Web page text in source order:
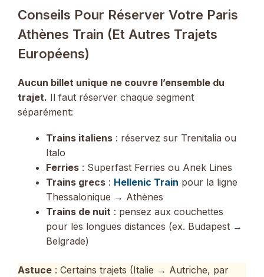
Conseils Pour Réserver Votre Paris
Athènes Train (et Autres Trajets
Européens)
Aucun billet unique ne couvre l’ensemble du
trajet. Il faut réserver chaque segment
séparément:
Trains italiens : réservez sur Trenitalia ou
Italo
Ferries : Superfast Ferries ou Anek Lines
Trains grecs : Hellenic Train pour la ligne
Thessalonique → Athènes
Trains de nuit : pensez aux couchettes
pour les longues distances (ex. Budapest →
Belgrade)
Astuce : Certains trajets (Italie → Autriche, par